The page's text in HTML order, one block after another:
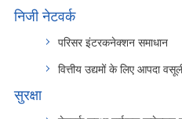
निजी नेटवर्क
परिसर इंटरकनेक्शन समाधान
वित्तीय उद्यमों के लिए आपदा
सुरक्षा